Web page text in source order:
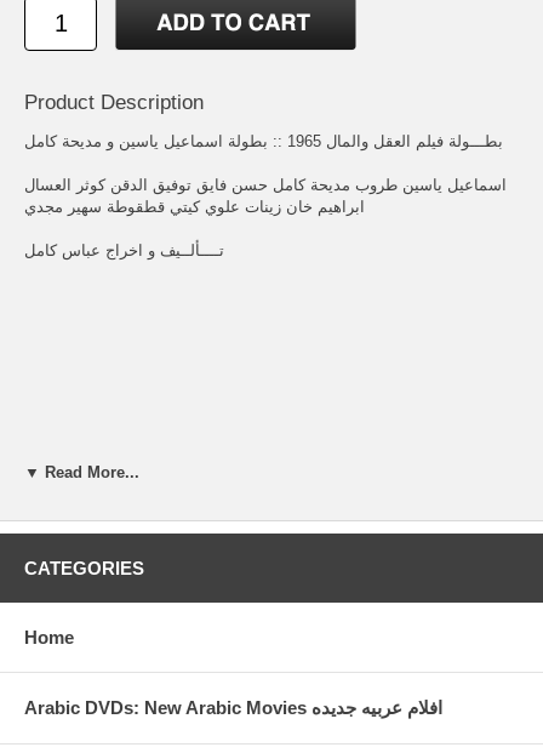
Product Description
بطـــولة فيلم العقل والمال 1965 :: بطولة اسماعيل ياسين و مديحة كامل
اسماعيل ياسين طروب مديحة كامل حسن فايق توفيق الدقن كوثر العسال
ابراهيم خان زينات علوي كيتي قطقوطة سهير مجدي
تــــألــيف و اخراج عباس كامل
▼ Read More...
CATEGORIES
Home
Arabic DVDs: New Arabic Movies افلام عربيه جديده